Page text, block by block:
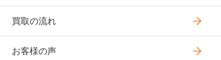
買取の流れ
お客様の声